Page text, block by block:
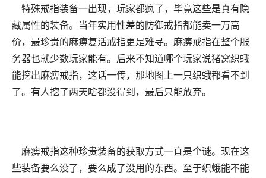
特殊戒指装备一出现，玩家都疯了，毕竟这些是真有隐
藏属性的装备。当年实用性差的防御戒指都能卖一万高
价，最珍贵的麻痹复活戒指更是难寻。麻痹戒指在整个服
务器也就少数玩家能有。后来不知道哪个玩家说猪窝织蛾
能挖出麻痹戒指，这话一传，那地图上一只织蛾都看不到
了。有人挖了两天啥都没得到，最后只能放弃。
麻痹戒指这种珍贵装备的获取方式一直是个谜。现在这
些装备要么没了，要么成了没用的东西。至于织蛾能不能